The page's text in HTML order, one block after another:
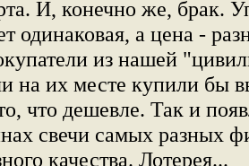
И, конечно же, брак.
одинаковая, а цена -
из нашей
на их месте купили бы
что дешевле. Так и
свечи самых разных
качества. Лотерея...